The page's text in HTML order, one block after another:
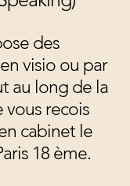
des
visio ou par
au long de la
vous recois
cabinet le
18 ème.